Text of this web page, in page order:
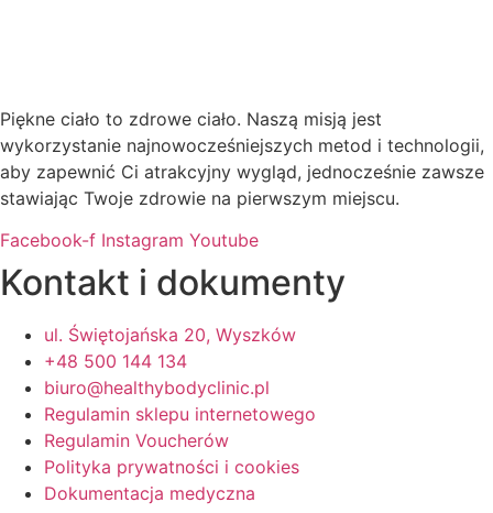
Piękne ciało to zdrowe ciało. Naszą misją jest
wykorzystanie najnowocześniejszych metod i technologii,
aby zapewnić Ci atrakcyjny wygląd, jednocześnie zawsze
stawiając Twoje zdrowie na pierwszym miejscu.
Facebook-f Instagram Youtube
Kontakt i dokumenty
ul. Świętojańska 20, Wyszków
+48 500 144 134
biuro@healthybodyclinic.pl
Regulamin sklepu internetowego
Regulamin Voucherów
Polityka prywatności i cookies
Dokumentacja medyczna